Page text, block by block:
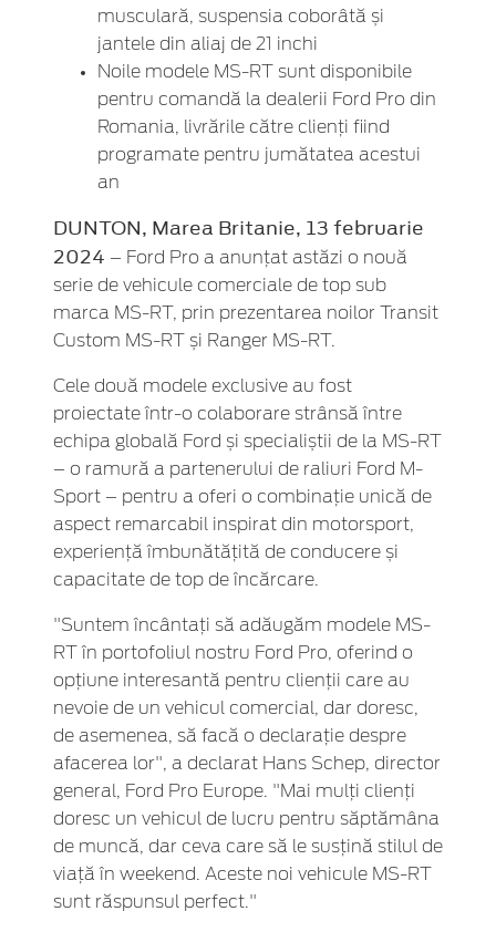
musculară, suspensia coborâtă și
jantele din aliaj de 21 inchi
Noile modele MS-RT sunt disponibile
pentru comandă la dealerii Ford Pro din
Romania, livrările către clienți fiind
programate pentru jumătatea acestui
an
DUNTON, Marea Britanie, 13 februarie
2024 – Ford Pro a anunțat astăzi o nouă
serie de vehicule comerciale de top sub
marca MS-RT, prin prezentarea noilor Transit
Custom MS-RT și Ranger MS-RT.
Cele două modele exclusive au fost
proiectate într-o colaborare strânsă între
echipa globală Ford și specialiștii de la MS-RT
– o ramură a partenerului de raliuri Ford M-
Sport – pentru a oferi o combinație unică de
aspect remarcabil inspirat din motorsport,
experiență îmbunătățită de conducere și
capacitate de top de încărcare.
"Suntem încântați să adăugăm modele MS-
RT în portofoliul nostru Ford Pro, oferind o
opțiune interesantă pentru clienții care au
nevoie de un vehicul comercial, dar doresc,
de asemenea, să facă o declarație despre
afacerea lor", a declarat Hans Schep, director
general, Ford Pro Europe. "Mai mulți clienți
doresc un vehicul de lucru pentru săptămâna
de muncă, dar ceva care să le susțină stilul de
viață în weekend. Aceste noi vehicule MS-RT
sunt răspunsul perfect."